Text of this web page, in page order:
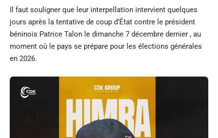
Il faut souligner que leur interpellation intervient quelques
jours après la tentative de coup d’État contre le président
béninois Patrice Talon le dimanche 7 décembre dernier , au
moment où le pays se prépare pour les élections générales
en 2026.